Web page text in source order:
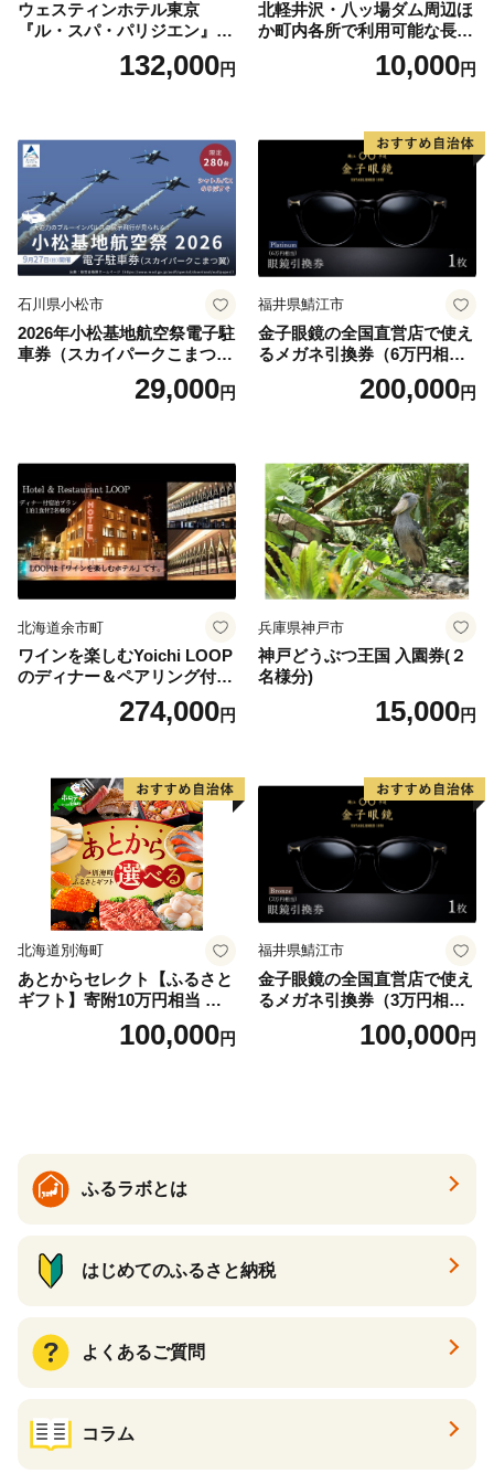
ウェスティンホテル東京
『ル・スパ・パリジエン』選
べるボディセラピー90分/1名
132,000円
北軽井沢・八ッ場ダム周辺ほ
か町内各所で利用可能な長野
原町ふるさと感謝券（3,000
円分）【トラベル 観光 旅行
10,000円
石川県小松市
2026年小松基地航空祭電子駐
車券（スカイパークこまつ
翼） 駐車場 シャトルバスの
りばすぐ 石川県 小松市
29,000円
福井県鯖江市
金子眼鏡の全国直営店で使え
るメガネ引換券（6万円相
当） Platinum200,000円
北海道余市町
ワインを楽しむYoichi LOOP
のディナー＆ペアリング付宿
泊プラン＜デラックスツイン
274,000円
兵庫県神戸市
神戸どうぶつ王国 入園券(２
名様分)
15,000円
北海道別海町
あとからセレクト【ふるさと
ギフト】寄附10万円相当 あ
とから選べる！ ギフト いく
ら ほたて 海鮮 牛肉 別海町
ギフト ふるさと納税 ）
100,000円
福井県鯖江市
金子眼鏡の全国直営店で使え
るメガネ引換券（3万円相
100,000円
ふるラボとは
はじめてのふるさと納税
よくあるご質問
コラム